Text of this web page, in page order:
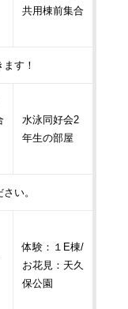
共用棟前集合
す！
水泳同好会2
年生の部屋
い。
体験：１E棟/
お花見：天久
保公園